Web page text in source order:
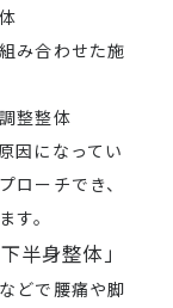
み合わせた施
整整体
因になってい
ローチでき、
す。
半身整体」
どで腰痛や脚